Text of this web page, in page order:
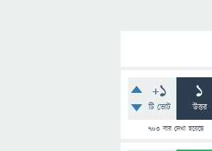
+1
টি ভোট
1
উত্তর
703বার দেখা হয়েছে